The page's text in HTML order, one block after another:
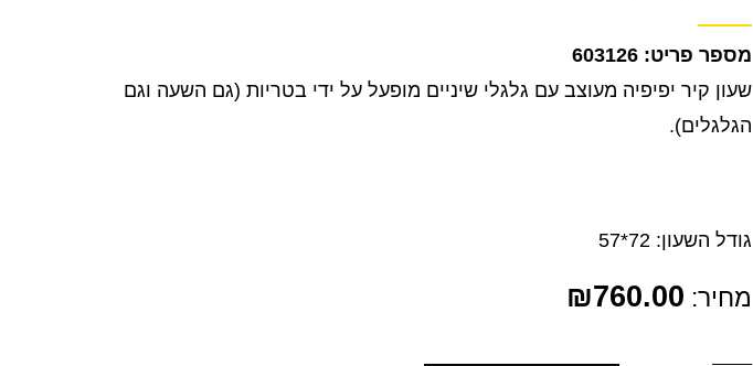
603126
שעון קיר יפיפיה מעוצב עם גלגלי שיניים מופעל על ידי בטריות (גם השעה וגם
הגלגלים).
גודל השעון: 72*57
מחיר: ₪760.00